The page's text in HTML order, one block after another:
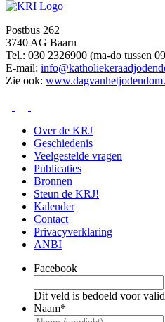
Postbus 262
3740 AG Baarn
Tel.: 030 2326900 (ma-do tussen
E-mail:
Zie ook:
Over de KRJ
Geschiedenis
Veelgestelde vragen
Publicaties
Bronnen
Steun de KRJ!
Kalender
Contact
Privacyverklaring
ANBI
Facebook
Dit veld is bedoeld voor
Naam*